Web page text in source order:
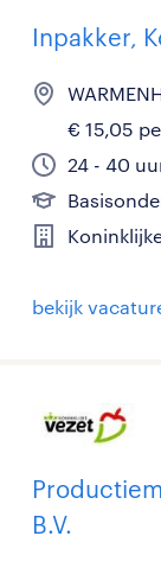
Inpakker,
€ 15,05
24 - 40
bekijk
B.V.